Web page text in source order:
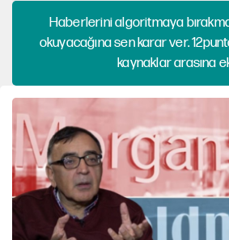
Haberlerini algoritmaya
okuyacağına sen karar ver.
kaynaklar arasına